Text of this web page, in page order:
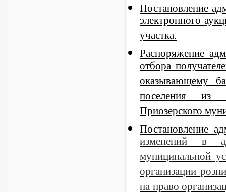
Постановление
электронного
участка.
Распоряжение
отбора
оказывающему
поселения из
Приозерского
Постановление
изменений в
муниципальной
организации
на право